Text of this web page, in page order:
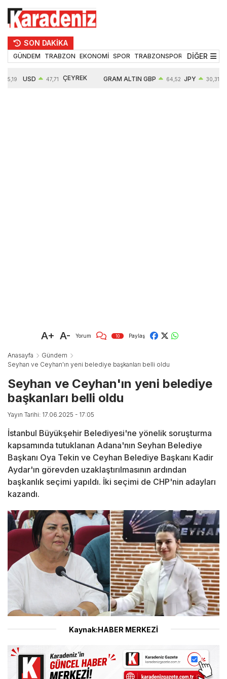
SON DAKİKA
GÜNDEM TRABZON EKONOMİ SPOR TRABZONSPOR TEKNOLOJİ
DİĞER
55,19 USD 47,71 ÇEYREK GRAM ALTIN GBP 64,52 JPY 30,31
A+ A- Yorum 10 Paylaş
Anasayfa
Gündem
Seyhan ve Ceyhan'ın yeni belediye başkanları belli oldu
Seyhan ve Ceyhan'ın yeni belediye
başkanları belli oldu
Yayın Tarihi: 17.06.2025 - 17:05
İstanbul Büyükşehir Belediyesi'ne yönelik soruşturma
kapsamında tutuklanan Adana'nın Seyhan Belediye
Başkanı Oya Tekin ve Ceyhan Belediye Başkanı Kadir
Aydar'ın görevden uzaklaştırılmasının ardından
başkanlık seçimi yapıldı. İki seçimi de CHP'nin adayları
kazandı.
Kaynak:HABER MERKEZİ